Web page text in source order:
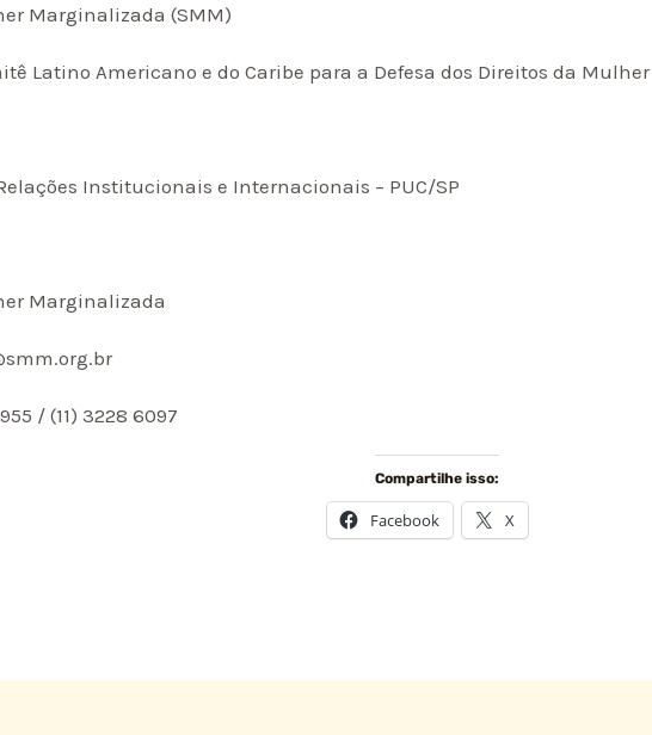
Marginalizada (SMM)
Latino Americano e do Caribe para a Defesa dos Direitos da Mulher
Institucionais e Internacionais – PUC/SP
Marginalizada
/ (11) 3228 6097
Compartilhe isso:
Facebook X